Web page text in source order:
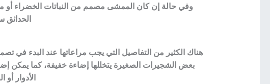
وفي حالة إن كان الممشى مصمم من النباتات الخضراء
الحدائق
هناك الكثير من التفاصيل التي يجب مراعاتها عند
بعض الشجيرات الصغيرة يتخللها إضاءة خفيفة، كما يمكن
الأدوار